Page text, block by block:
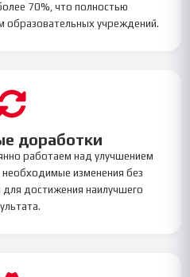
70%, что полностью
образовательных учреждений.
доработки
работаем над улучшением
необходимые изменения без
достижения наилучшего